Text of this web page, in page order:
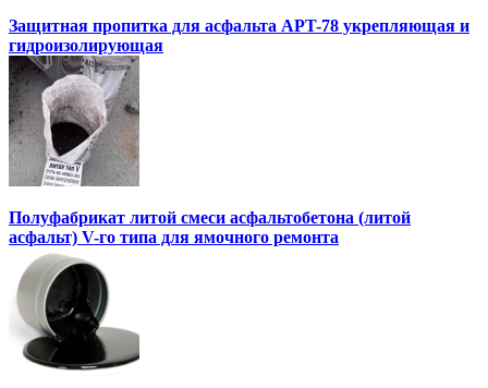
Защитная пропитка для асфальта APT-78 укрепляющая и
гидроизолирующая
Полуфабрикат литой смеси асфальтобетона (литой
асфальт) V-го типа для ямочного ремонта